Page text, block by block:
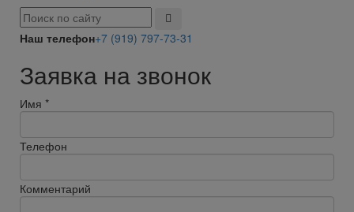
Наш телефон+7 (919) 797-73-31
Заявка на звонок
Имя *
Телефон
Комментарий